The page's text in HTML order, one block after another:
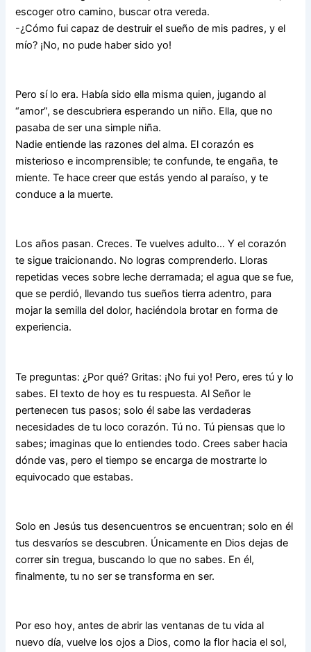
escoger otro camino, buscar otra vereda.
-¿Cómo fui capaz de destruir el sueño de mis padres, y el
mío? ¡No, no pude haber sido yo!
Pero sí lo era. Había sido ella misma quien, jugando al
“amor”, se descu­briera esperando un niño. Ella, que no
pasaba de ser una simple niña.
Nadie entiende las razones del alma. El corazón es
misterioso e incom­prensible; te confunde, te engaña, te
miente. Te hace creer que estás yendo al paraíso, y te
conduce a la muerte.
Los años pasan. Creces. Te vuelves adulto… Y el corazón
te sigue traicio­nando. No logras comprenderlo. Lloras
repetidas veces sobre leche derrama­da; el agua que se fue,
que se perdió, llevando tus sueños tierra adentro, para
mojar la semilla del dolor, haciéndola brotar en forma de
experiencia.
Te preguntas: ¿Por qué? Gritas: ¡No fui yo! Pero, eres tú y lo
sabes. El texto de hoy es tu respuesta. Al Señor le
pertenecen tus pasos; solo él sabe las verdaderas
necesidades de tu loco corazón. Tú no. Tú piensas que lo
sabes; imaginas que lo entiendes todo. Crees saber hacia
dónde vas, pero el tiempo se encarga de mostrarte lo
equivocado que estabas.
Solo en Jesús tus desencuentros se encuentran; solo en él
tus desvaríos se descubren. Únicamente en Dios dejas de
correr sin tregua, buscando lo que no sabes. En él,
finalmente, tu no ser se transforma en ser.
Por eso hoy, antes de abrir las ventanas de tu vida al
nuevo día, vuelve los ojos a Dios, como la flor hacia el sol,